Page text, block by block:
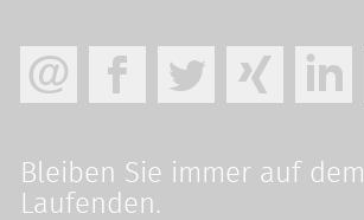
Bleiben Sie immer auf dem
Laufenden.